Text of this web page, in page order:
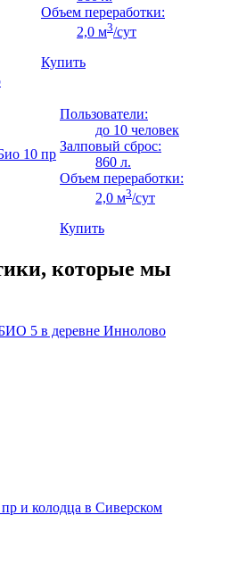
Объем переработки:
2,0 м3/сут
Купить
Пользователи:
до 10 человек
Залповый сброс:
860 л.
Объем переработки:
2,0 м3/сут
Купить
которые мы
5 в деревне Иннолово
и колодца в Сиверском